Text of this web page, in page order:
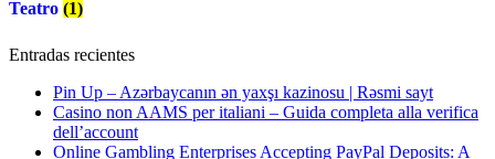
Teatro (1)
Entradas recientes
Pin Up – Azərbaycanın ən yaxşı kazinosu | Rəsmi sayt
Casino non AAMS per italiani – Guida completa alla verifica
dell’account
Online Gambling Enterprises Accepting PayPal Deposits: A